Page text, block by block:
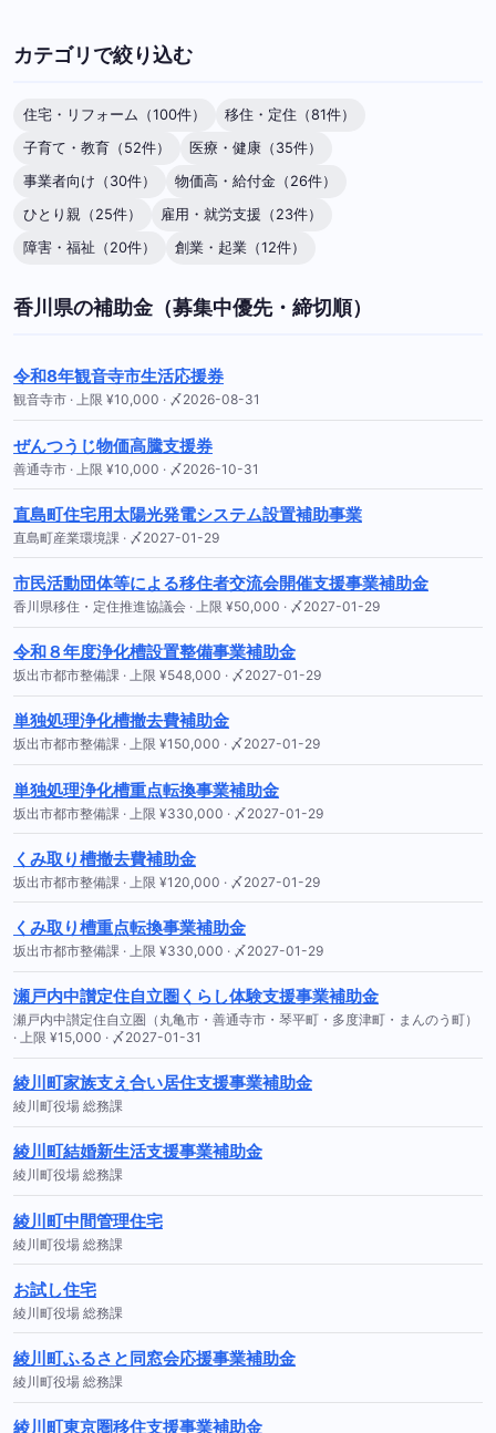
カテゴリで絞り込む
住宅・リフォーム（100件）
移住・定住（81件）
子育て・教育（52件）
医療・健康（35件）
事業者向け（30件）
物価高・給付金（26件）
ひとり親（25件）
雇用・就労支援（23件）
障害・福祉（20件）
創業・起業（12件）
香川県の補助金（募集中優先・締切順）
令和8年観音寺市生活応援券
観音寺市 · 上限 ¥10,000 · 〆2026-08-31
ぜんつうじ物価高騰支援券
善通寺市 · 上限 ¥10,000 · 〆2026-10-31
直島町住宅用太陽光発電システム設置補助事業
直島町産業環境課 · 〆2027-01-29
市民活動団体等による移住者交流会開催支援事業補助金
香川県移住・定住推進協議会 · 上限 ¥50,000 · 〆2027-01-29
令和８年度浄化槽設置整備事業補助金
坂出市都市整備課 · 上限 ¥548,000 · 〆2027-01-29
単独処理浄化槽撤去費補助金
坂出市都市整備課 · 上限 ¥150,000 · 〆2027-01-29
単独処理浄化槽重点転換事業補助金
坂出市都市整備課 · 上限 ¥330,000 · 〆2027-01-29
くみ取り槽撤去費補助金
坂出市都市整備課 · 上限 ¥120,000 · 〆2027-01-29
くみ取り槽重点転換事業補助金
坂出市都市整備課 · 上限 ¥330,000 · 〆2027-01-29
瀬戸内中讃定住自立圏くらし体験支援事業補助金
瀬戸内中讃定住自立圏（丸亀市・善通寺市・琴平町・多度津町・まんのう町）
· 上限 ¥15,000 · 〆2027-01-31
綾川町家族支え合い居住支援事業補助金
綾川町役場 総務課
綾川町結婚新生活支援事業補助金
綾川町役場 総務課
綾川町中間管理住宅
綾川町役場 総務課
お試し住宅
綾川町役場 総務課
綾川町ふるさと同窓会応援事業補助金
綾川町役場 総務課
綾川町東京圏移住支援事業補助金